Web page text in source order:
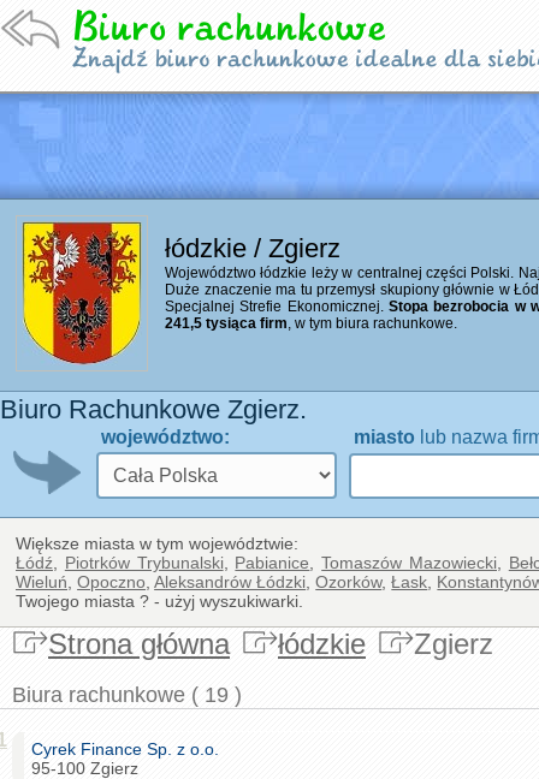
łódzkie / Zgierz
Województwo łódzkie leży w centralnej części Polski.
Duże znaczenie ma tu przemysł skupiony głównie w
Specjalnej Strefie Ekonomicznej.Stopa bezrobocia w
241,5 tysiąca firm, w tym biura rachunkowe.
Biuro Rachunkowe Zgierz.
województwo: miasto lub nazwa
Większe miasta w tym województwie:
Łódź
Piotrków Trybunalski, Pabianice ,Tomaszów Mazowiecki,
Wieluń ,Opoczno ,Aleksandrów Łódzki ,Ozorków,Łask
Twojego miasta ? - użyj wyszukiwarki.
Strona główna łódzkie Zgierz
Biura rachunkowe ( 19 )
Cyrek Finance Sp. z o.o.
95-100 Zgierz